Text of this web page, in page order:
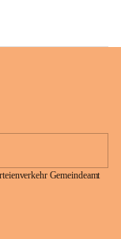
Gemeindeamt